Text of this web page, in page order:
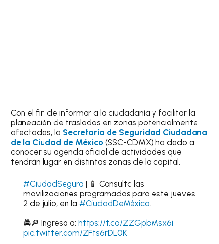
Con el fin de informar a la ciudadanía y facilitar la
planeación de traslados en zonas potencialmente
afectadas, la Secretaría de Seguridad Ciudadana
de la Ciudad de México (SSC-CDMX) ha dado a
conocer su agenda oficial de actividades que
tendrán lugar en distintas zonas de la capital.
#CiudadSegura | 📱 Consulta las
movilizaciones programadas para este jueves
2 de julio, en la #CiudadDeMéxico.
🚔🔎 Ingresa a: https://t.co/ZZGpbMsx6i
pic.twitter.com/ZFts6rDL0K